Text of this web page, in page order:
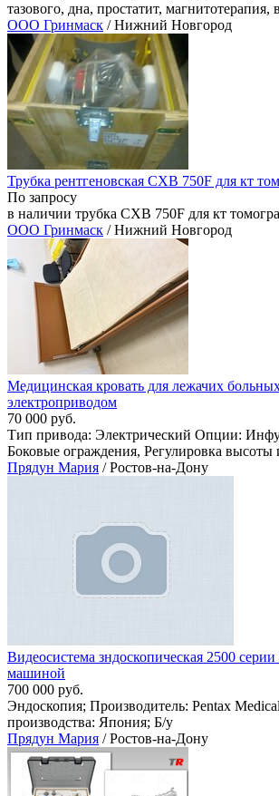
тазового, дна, простатит, магнитотерапия,
ООО Гринмаск / Нижний Новгород
Трубка рентгеновская CXB 750F для кт
По запросу
в наличии трубка CXB 750F для кт
ООО Гринмаск / Нижний Новгород
Медицинская кровать для лежачих
электроприводом
70 000 руб.
Тип привода: Электрический Опции:
Боковые ограждения, Регулировка высоты
Прядун Мария / Ростов-на-Дону
Видеосистема зндоскопическая 2500
машиной
700 000 руб.
Эндоскопия; Производитель: Pentax
производства: Япония; Б/у
Прядун Мария / Ростов-на-Дону